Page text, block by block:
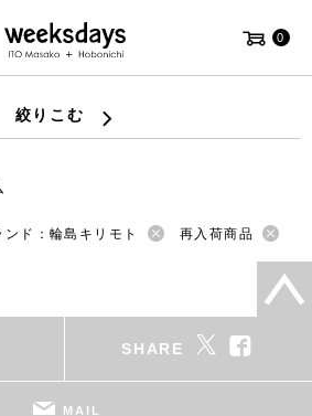
0
絞りこむ
ンド：輪島キリモト 再入荷商品
SHARE
MAIL